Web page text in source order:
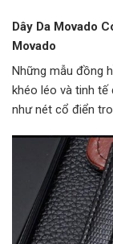
Dây Da Movado
Movado
Những mẫu đồng
khéo léo và tinh
như nét cổ điển